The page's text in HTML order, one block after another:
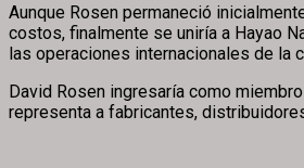
Aunque Rosen permaneció
costos, finalmente se uniría a Hayao
las operaciones internacionales de la
David Rosen ingresaría como
representa a fabricantes,